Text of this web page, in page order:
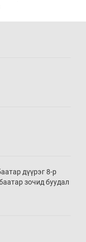
дүүрэг 8-р
зочид буудал